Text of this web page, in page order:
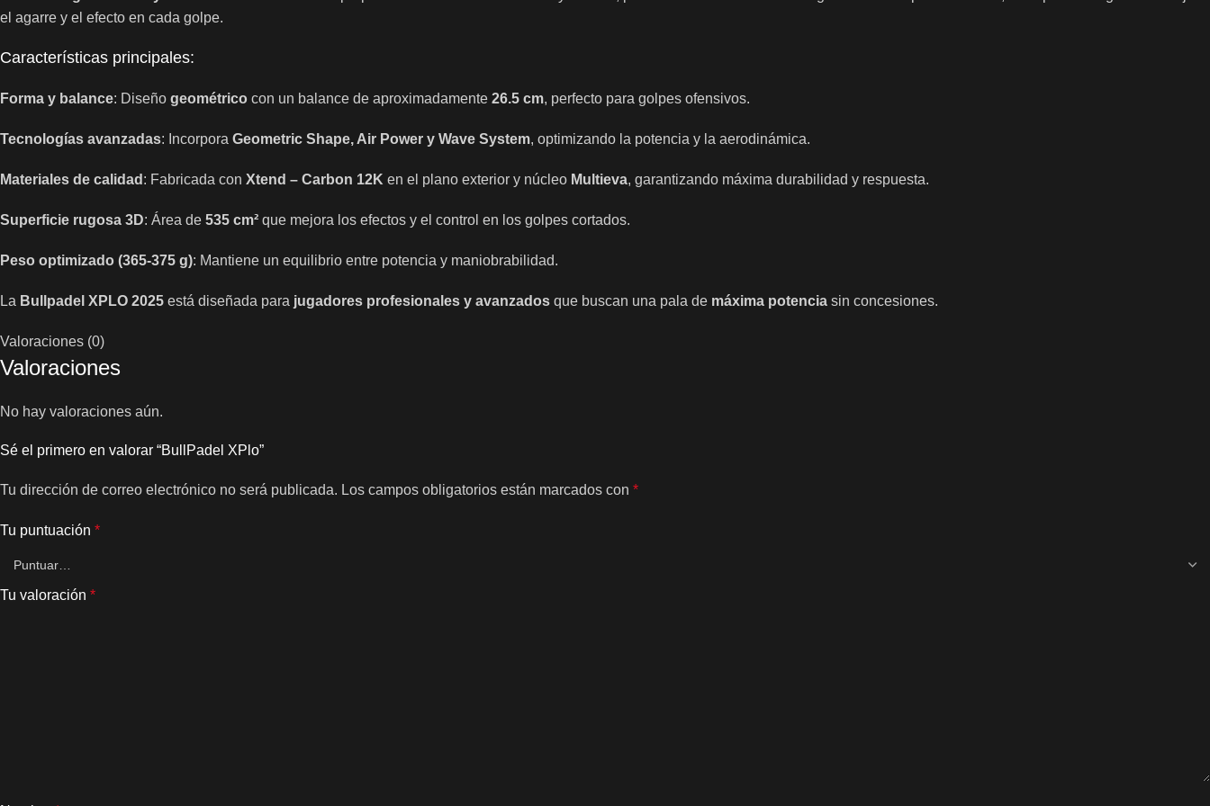
el agarre y el efecto en cada golpe.
Características principales:
Forma y balance: Diseño geométrico con un balance de aproximadamente 26.5 cm, perfecto para golpes ofensivos.
Tecnologías avanzadas: Incorpora Geometric Shape, Air Power y Wave System, optimizando la potencia y la aerodinámica.
Materiales de calidad : Fabricada con Xtend – Carbon 12K en el plano exterior y núcleo Multieva, garantizando máxima durabilidad y respuesta.
Superficie rugosa 3D: Área de 535 cm² que mejora los efectos y el control en los golpes cortados.
Peso optimizado (365-375 g): Mantiene un equilibrio entre potencia y maniobrabilidad.
La Bullpadel XPLO 2025 está diseñada para jugadores profesionales y avanzados que buscan una pala de máxima potencia sin concesiones.
Valoraciones (0)
Valoraciones
No hay valoraciones aún.
Sé el primero en valorar “BullPadel XPlo”
Tu dirección de correo electrónico no será publicada. Los campos obligatorios están marcados con *
Tu puntuación *
Tu valoración *